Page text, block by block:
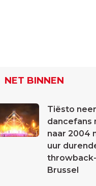
NET BINNEN
Tiësto
dancefans
naar 2004
uur
Brussel